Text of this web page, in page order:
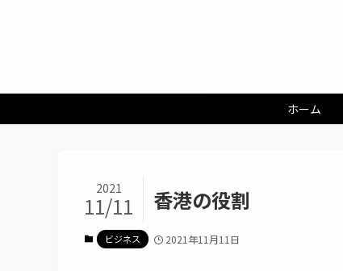
ホーム
香港の役割
2021
11/11
ビジネス 2021年11月11日